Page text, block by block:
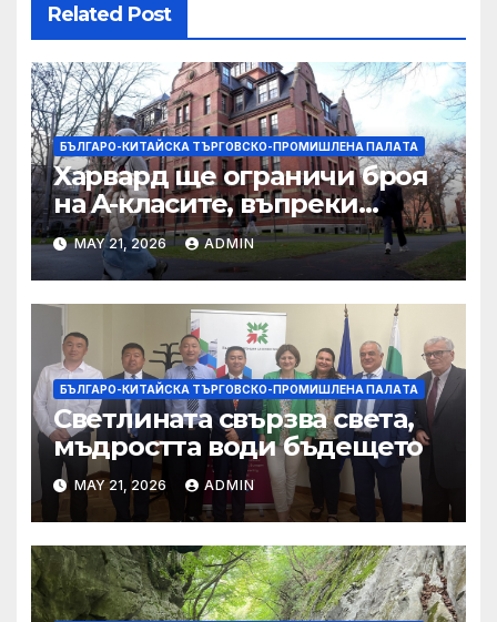
Related Post
БЪЛГАРО-КИТАЙСКА ТЪРГОВСКО-ПРОМИШЛЕНА ПАЛAТА
Харвард ще ограничи броя
на A-класите, въпреки
силната съпротива на
студентите
MAY 21, 2026 ADMIN
БЪЛГАРО-КИТАЙСКА ТЪРГОВСКО-ПРОМИШЛЕНА ПАЛAТА
Светлината свързва света,
мъдростта води бъдещето
MAY 21, 2026 ADMIN